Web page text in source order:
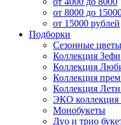
от 8000 до
от 15000 рублей
Подборки
Сезонные цветы
Коллекция
Коллекция
Коллекция
Коллекция
ЭКО коллекция
Монобукеты
Дуо и трио